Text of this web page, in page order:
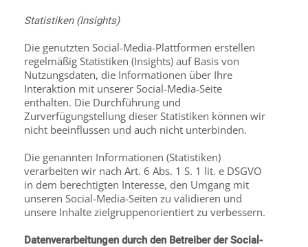
Statistiken (Insights)
Die genutzten Social-Media-Plattformen erstellen
regelmäßig Statistiken (Insights) auf Basis von
Nutzungsdaten, die Informationen über Ihre
Interaktion mit unserer Social-Media-Seite
enthalten. Die Durchführung und
Zurverfügungstellung dieser Statistiken können wir
nicht beeinflussen und auch nicht unterbinden.
Die genannten Informationen (Statistiken)
verarbeiten wir nach Art. 6 Abs. 1 S. 1 lit. e DSGVO
in dem berechtigten Interesse, den Umgang mit
unseren Social-Media-Seiten zu validieren und
unsere Inhalte zielgruppenorientiert zu verbessern.
Datenverarbeitungen durch den Betreiber der Social-